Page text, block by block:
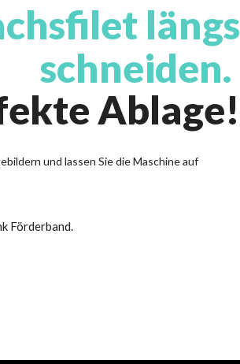
längs
schneiden.
Ablage!
und lassen Sie die Maschine auf
Förderband.